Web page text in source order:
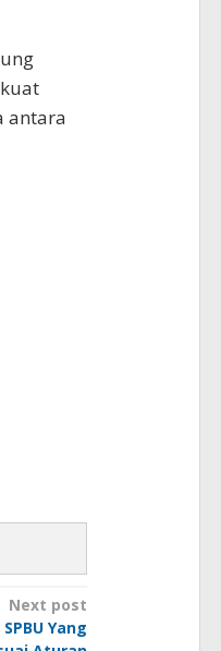
antara
Next post
Yang